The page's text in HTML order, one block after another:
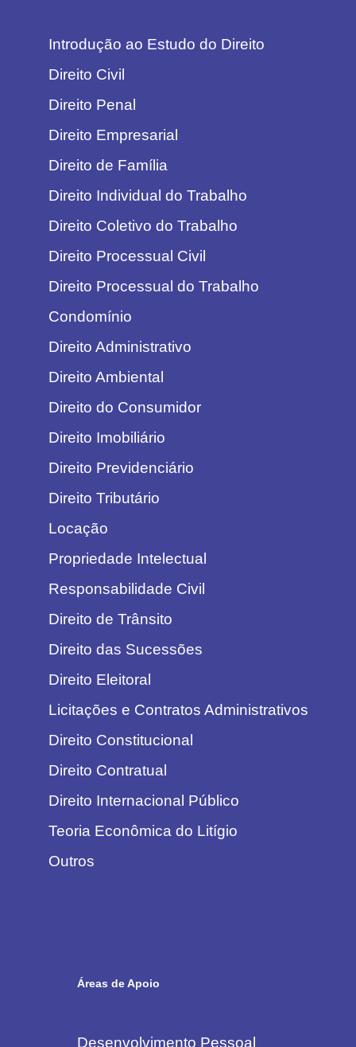
Introdução ao Estudo do Direito
Direito Civil
Direito Penal
Direito Empresarial
Direito de Família
Direito Individual do Trabalho
Direito Coletivo do Trabalho
Direito Processual Civil
Direito Processual do Trabalho
Condomínio
Direito Administrativo
Direito Ambiental
Direito do Consumidor
Direito Imobiliário
Direito Previdenciário
Direito Tributário
Locação
Propriedade Intelectual
Responsabilidade Civil
Direito de Trânsito
Direito das Sucessões
Direito Eleitoral
Licitações e Contratos Administrativos
Direito Constitucional
Direito Contratual
Direito Internacional Público
Teoria Econômica do Litígio
Outros
Áreas de Apoio
Desenvolvimento Pessoal